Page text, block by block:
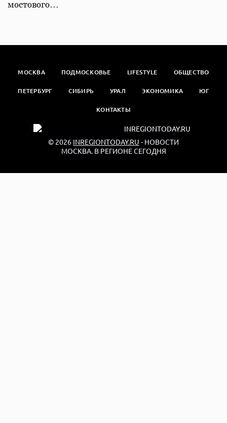
мостового…
МОСКВА ПОДМОСКОВЬЕ LIFESTYLE ОБЩЕСТВО
ПЕТЕРБУРГ СИБИРЬ УРАЛ ЭКОНОМИКА ЮГ
КОНТАКТЫ
© 2026 INREGIONTODAY.RU - НОВОСТИ
МОСКВА. В РЕГИОНЕ СЕГОДНЯ